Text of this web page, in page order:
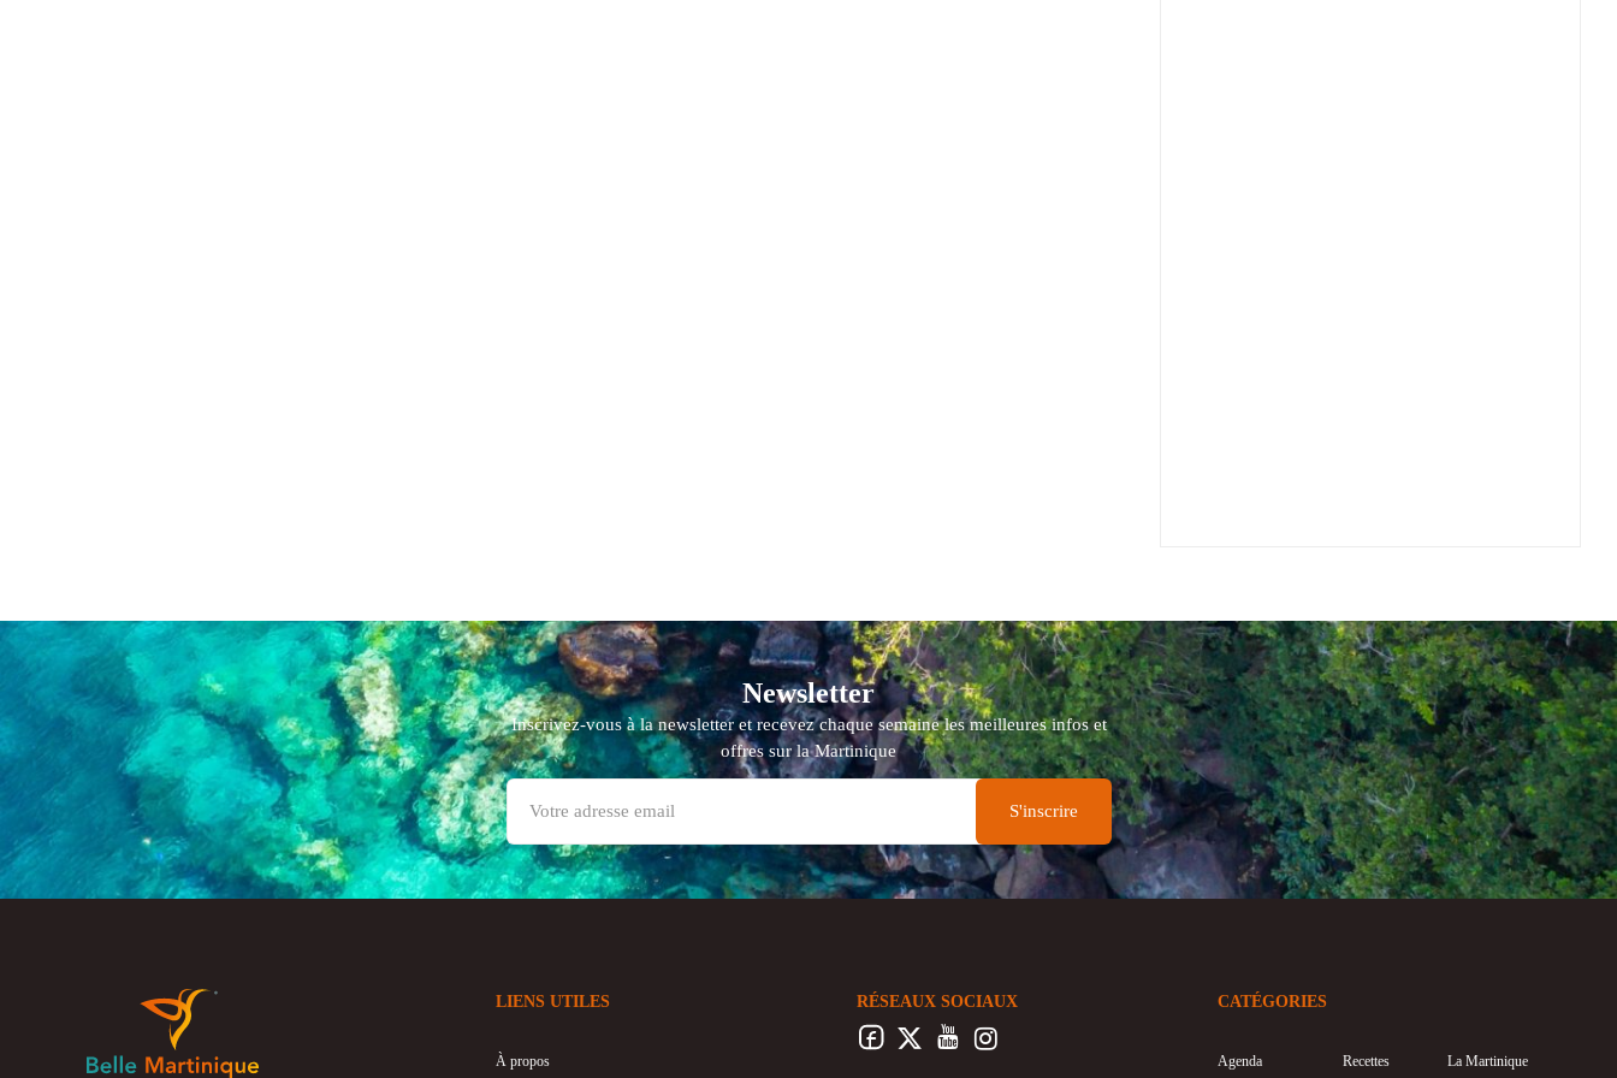
Newsletter
Inscrivez-vous à la newsletter et recevez chaque semaine les meilleures infos et
offres sur la Martinique
LIENS UTILES
À propos
RÉSEAUX SOCIAUX CATÉGORIES
Agenda Recettes La Martinique